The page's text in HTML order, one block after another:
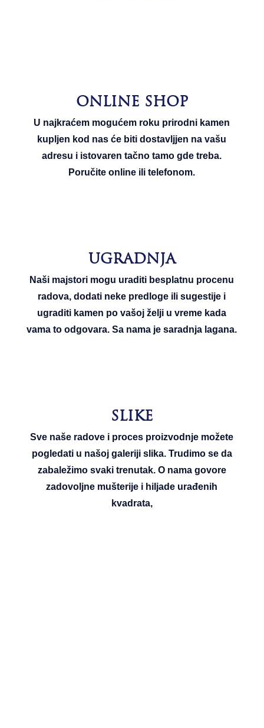
ONLINE SHOP
U najkraćem mogućem roku prirodni kamen
kupljen kod nas će biti dostavljjen na vašu
adresu i istovaren tačno tamo gde treba.
Poručite online ili telefonom.
UGRADNJA
Naši majstori mogu uraditi besplatnu procenu
radova, dodati neke predloge ili sugestije i
ugraditi kamen po vašoj želji u vreme kada
vama to odgovara. Sa nama je saradnja lagana.
SLIKE
Sve naše radove i proces proizvodnje možete
pogledati u našoj galeriji slika. Trudimo se da
zabaležimo svaki trenutak. O nama govore
zadovoljne mušterije i hiljade urađenih
kvadrata,